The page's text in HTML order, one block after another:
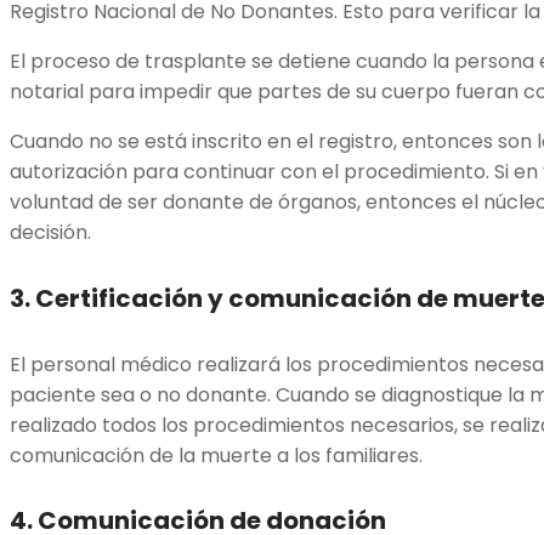
Registro Nacional de No Donantes. Esto para verificar
El proceso de trasplante se detiene cuando la persona
notarial para impedir que partes de su cuerpo fueran
Cuando no se está inscrito en el registro, entonces son
autorización para continuar con el procedimiento. Si
voluntad de ser donante de órganos, entonces el
decisión.
3.Certificación y comunicación de muerte
El personal médico realizará los procedimientos
paciente sea o no donante. Cuando se diagnostique la
realizado todos los procedimientos necesarios, se
comunicación de la muerte a los familiares.
4.Comunicación de donación